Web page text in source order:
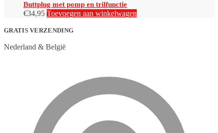
Buttplug met pomp en trilfunctie
€34,95 Toevoegen aan winkelwagen
GRATIS VERZENDING
Nederland & België